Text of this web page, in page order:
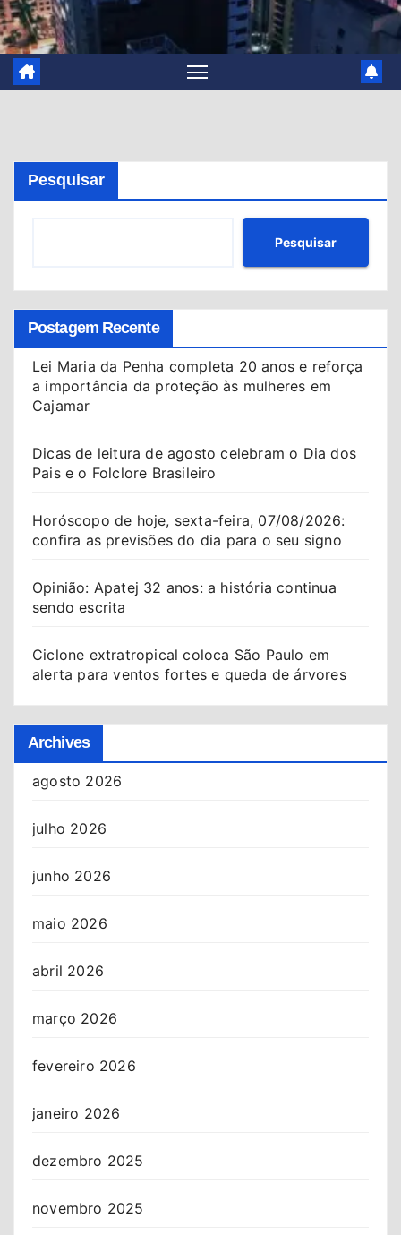
Pesquisar
Pesquisar
Postagem Recente
Lei Maria da Penha completa 20 anos e reforça
a importância da proteção às mulheres em
Cajamar
Dicas de leitura de agosto celebram o Dia dos
Pais e o Folclore Brasileiro
Horóscopo de hoje, sexta-feira, 07/08/2026:
confira as previsões do dia para o seu signo
Opinião: Apatej 32 anos: a história continua
sendo escrita
Ciclone extratropical coloca São Paulo em
alerta para ventos fortes e queda de árvores
Archives
agosto 2026
julho 2026
junho 2026
maio 2026
abril 2026
março 2026
fevereiro 2026
janeiro 2026
dezembro 2025
novembro 2025